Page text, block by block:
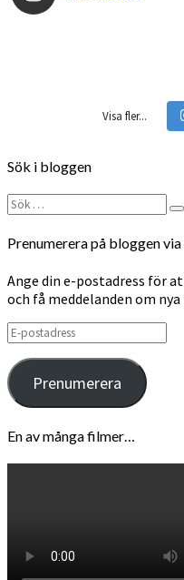
Visa fler...
Sök i bloggen
Sök
efter:
Prenumerera på bloggen
Ange din e-postadress för
och få meddelanden om
E-
postadress
Prenumerera
En av många filmer…